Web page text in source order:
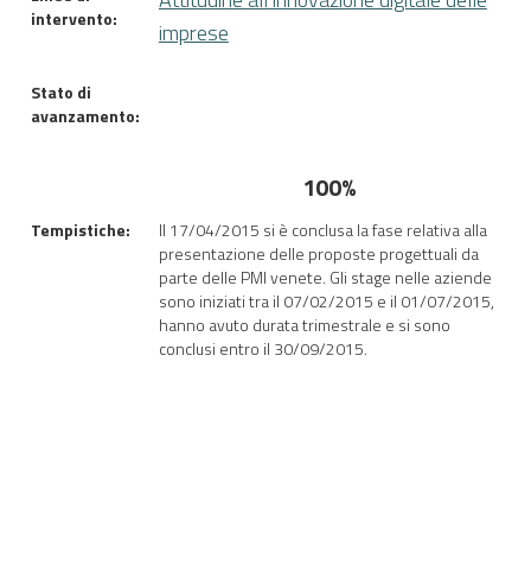
intervento:
imprese
Stato di
avanzamento:
100%
Tempistiche:
Il 17/04/2015 si è conclusa la fase relativa alla
presentazione delle proposte progettuali da
parte delle PMI venete. Gli stage nelle aziende
sono iniziati tra il 07/02/2015 e il 01/07/2015,
hanno avuto durata trimestrale e si sono
conclusi entro il 30/09/2015.